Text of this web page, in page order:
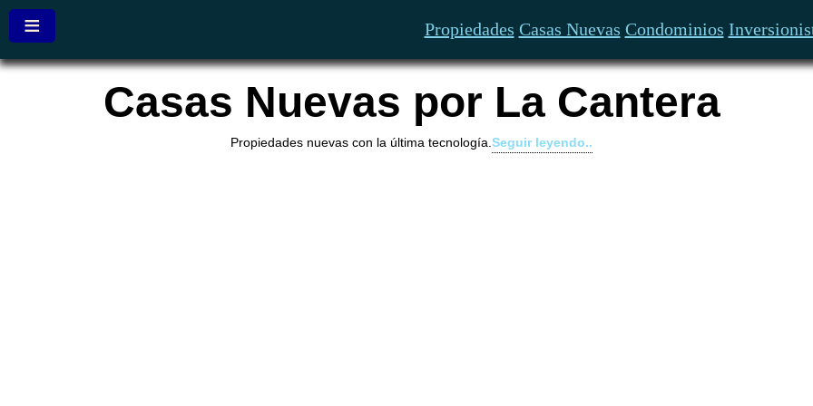
Propiedades Casas Nuevas Condominios
Casas Nuevas por La Cantera
Propiedades nuevas con la última tecnología.Seguir leyendo..
≡